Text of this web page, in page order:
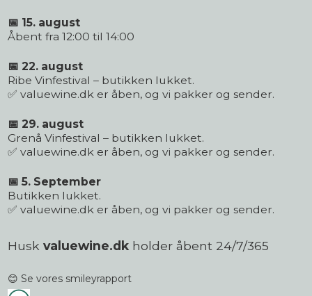
📅 15. august
Åbent fra 12:00 til 14:00
📅 22. august
Ribe Vinfestival – butikken lukket.
✅ valuewine.dk er åben, og vi pakker og sender.
📅 29. august
Grenå Vinfestival – butikken lukket.
✅ valuewine.dk er åben, og vi pakker og sender.
📅 5. September
Butikken lukket.
✅ valuewine.dk er åben, og vi pakker og sender.
Husk valuewine.dk holder åbent 24/7/365
😊 Se vores smileyrapport